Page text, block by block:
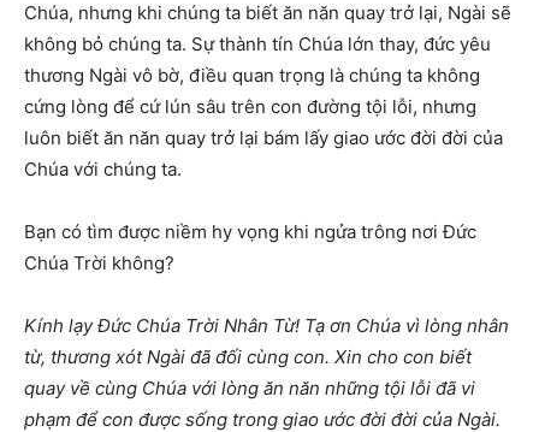
Chúa, nhưng khi chúng ta biết ăn năn quay trở lại, Ngài sẽ
không bỏ chúng ta. Sự thành tín Chúa lớn thay, đức yêu
thương Ngài vô bờ, điều quan trọng là chúng ta không
cứng lòng để cứ lún sâu trên con đường tội lỗi, nhưng
luôn biết ăn năn quay trở lại bám lấy giao ước đời đời của
Chúa với chúng ta.
Bạn có tìm được niềm hy vọng khi ngửa trông nơi Đức
Chúa Trời không?
Kính lạy Đức Chúa Trời Nhân Từ! Tạ ơn Chúa vì lòng nhân
từ, thương xót Ngài đã đối cùng con. Xin cho con biết
quay về cùng Chúa với lòng ăn năn những tội lỗi đã vi
phạm để con được sống trong giao ước đời đời của Ngài.